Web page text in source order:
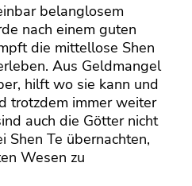
belanglosem
nach einem guten
die mittellose Shen
Aus Geldmangel
hilft wo sie kann und
trotzdem immer weiter
auch die Götter nicht
Shen Te übernachten,
Wesen zu